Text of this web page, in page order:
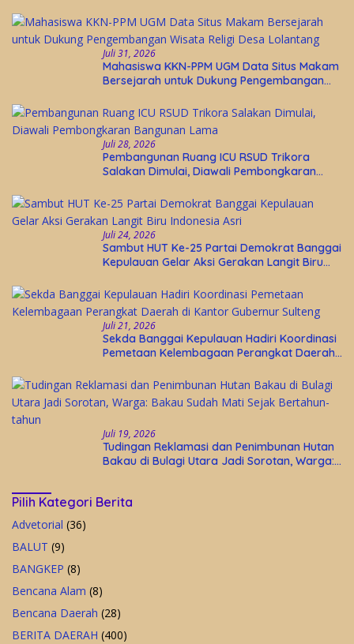
Juli 31, 2026
Mahasiswa KKN-PPM UGM Data Situs Makam
Bersejarah untuk Dukung Pengembangan
Juli 28, 2026
Pembangunan Ruang ICU RSUD Trikora
Salakan Dimulai, Diawali Pembongkaran
Juli 24, 2026
Sambut HUT Ke-25 Partai Demokrat Banggai
Kepulauan Gelar Aksi Gerakan Langit Biru
Juli 21, 2026
Sekda Banggai Kepulauan Hadiri Koordinasi
Pemetaan Kelembagaan Perangkat Daerah
Juli 19, 2026
Tudingan Reklamasi dan Penimbunan Hutan
Bakau di Bulagi Utara Jadi Sorotan, Warga:
Pilih Kategori Berita
Advetorial (36)
BALUT (9)
BANGKEP (8)
Bencana Alam (8)
Bencana Daerah (28)
BERITA DAERAH (400)